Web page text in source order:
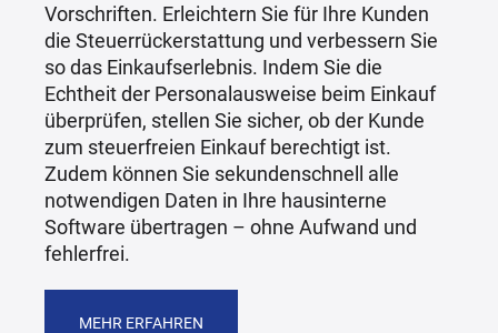
Vorschriften. Erleichtern Sie für Ihre Kunden
die Steuerrückerstattung und verbessern Sie
so das Einkaufserlebnis. Indem Sie die
Echtheit der Personalausweise beim Einkauf
überprüfen, stellen Sie sicher, ob der Kunde
zum steuerfreien Einkauf berechtigt ist.
Zudem können Sie sekundenschnell alle
notwendigen Daten in Ihre hausinterne
Software übertragen – ohne Aufwand und
fehlerfrei.
MEHR ERFAHREN